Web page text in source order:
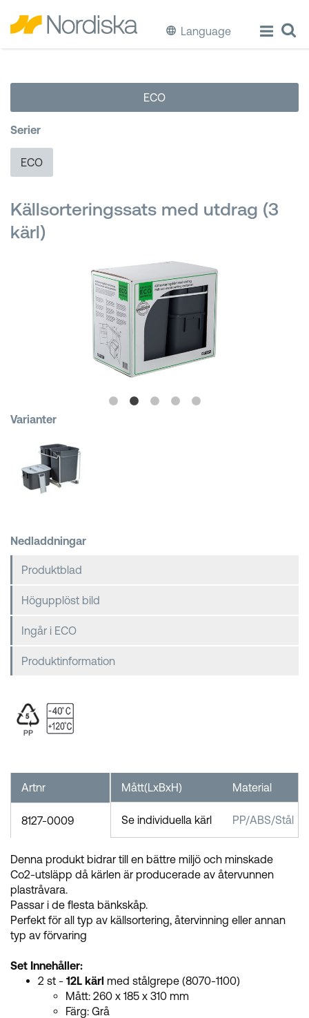
Language
Laga & Förvara mat
Förvaring
Hinkar & Tunnor
Kundkorgar
ECO
Serier
ECO
Källsorteringssats med utdrag (3
kärl)
Varianter
Nedladdningar
Produktblad
Högupplöst bild
Ingår i ECO
Produktinformation
Mått(LxBxH) Material
Se individuella kärl PP/ABS/Stål
Artnr
8127-0009
Denna produkt bidrar till en bättre miljö och minskade
Co2-utsläpp då kärlen är producerade av återvunnen
plastråvara.
Passar i de flesta bänkskåp.
Perfekt för all typ av källsortering, återvinning eller annan
typ av förvaring
Set Innehåller:
2 st - 12L kärl med stålgrepe (8070-1100)
Mått: 260 x 185 x 310 mm
Färg: Grå